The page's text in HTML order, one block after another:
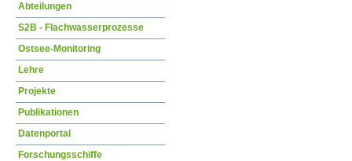
Abteilungen
S2B - Flachwasserprozesse
Ostsee-Monitoring
Lehre
Projekte
Publikationen
Datenportal
Forschungsschiffe